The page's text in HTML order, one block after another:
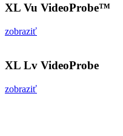
XL Vu VideoProbe™
zobraziť
XL Lv VideoProbe
zobraziť